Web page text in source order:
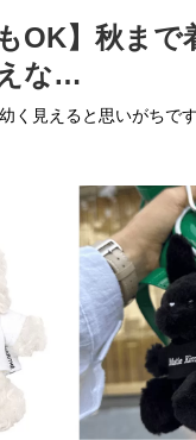
OK】秋まで
な…
く見えると思いがちで